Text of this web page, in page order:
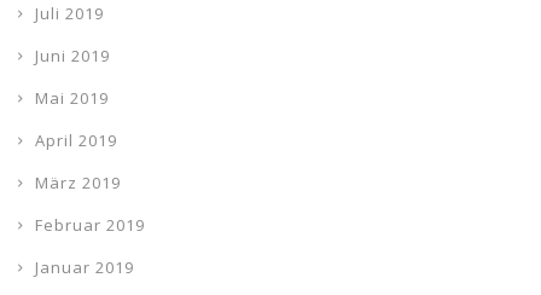
Juli 2019
Juni 2019
Mai 2019
April 2019
März 2019
Februar 2019
Januar 2019